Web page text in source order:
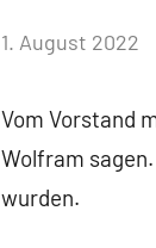
von
1. August 2022
Vom Vorstand
Wolfram
wurden.